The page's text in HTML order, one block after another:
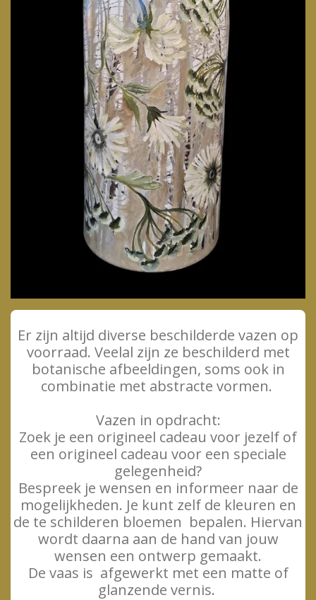
Er zijn altijd diverse beschilderde vazen op
voorraad. Veelal zijn ze beschilderd met
botanische afbeeldingen, soms ook in
combinatie met abstracte vormen.
Vazen in opdracht:
Zoek je een origineel cadeau voor jezelf of
een origineel cadeau voor een speciale
gelegenheid?
Bespreek je wensen en informeer naar de
mogelijkheden. Je kunt zelf de kleuren en
de te schilderen bloemen bepalen. Hiervan
wordt daarna aan de hand van jouw
wensen een ontwerp gemaakt.
De vaas is afgewerkt met een matte of
glanzende vernis.